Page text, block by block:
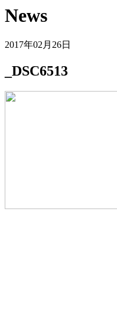
News
2017年02月26日
_DSC6513